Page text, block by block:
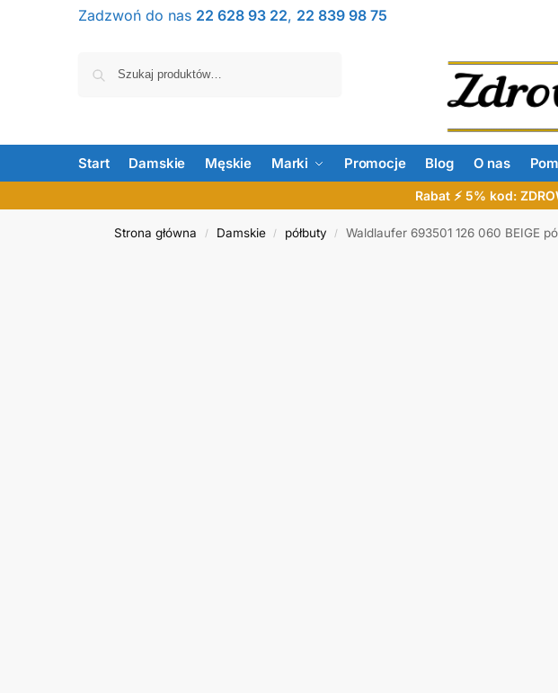
Zadzwoń do nas 22 628 93 22, 22 839 98 75
Start Damskie Męskie Marki Promocje Blog O nas
Rabat ⚡ 5% kod:
Strona główna / Damskie / półbuty / Waldlaufer 693501 126 060 BEIGE